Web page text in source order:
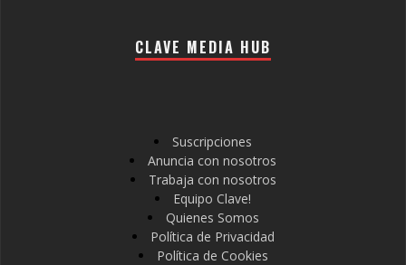
CLAVE MEDIA HUB
Suscripciones
Anuncia con nosotros
Trabaja con nosotros
Equipo Clave!
Quienes Somos
Política de Privacidad
Política de Cookies